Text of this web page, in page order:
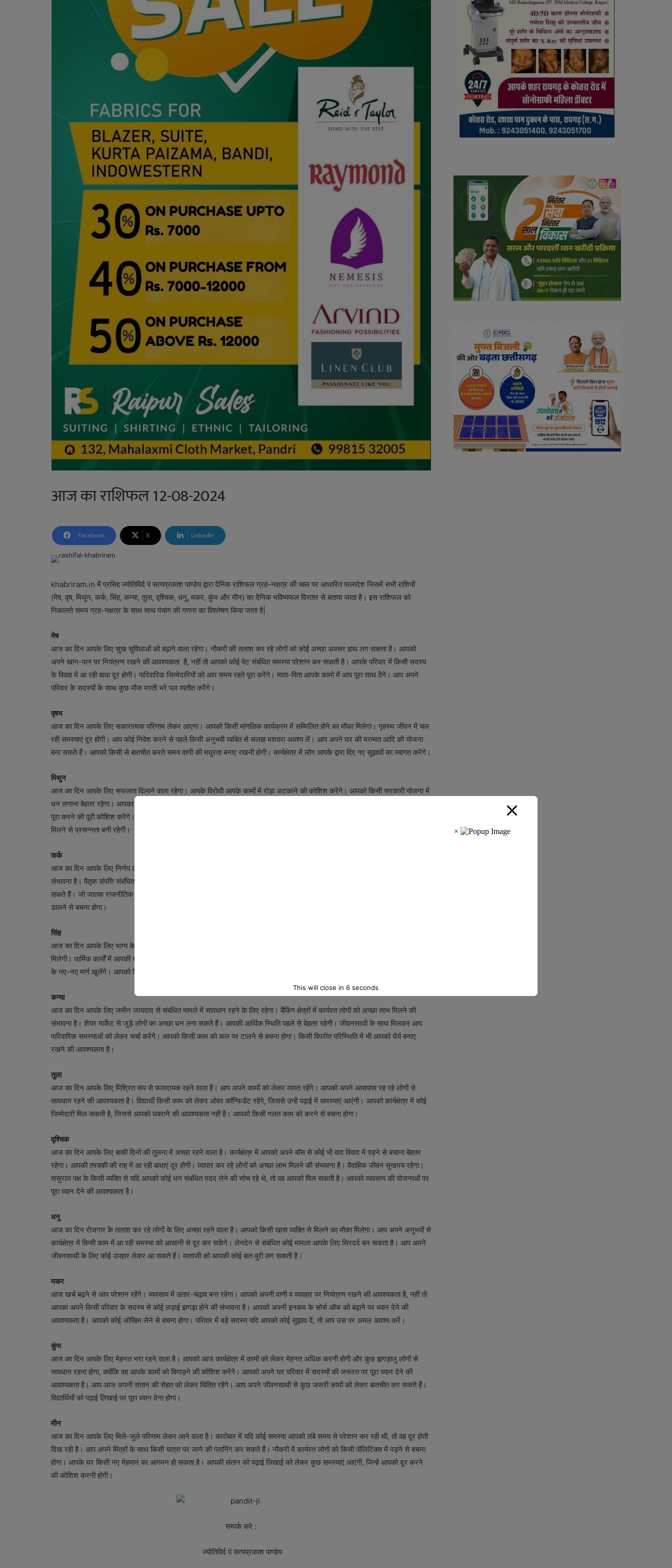
आज का राशिफल 12-08-2024
Facebook X LinkedIn
khabriram.in में प्रसिद्द ज्योतिविर्द पं सत्यप्रकाश पाण्डेय द्वारा दैनिक राशिफल ग्रह-नक्षत्र की चाल पर आधारित फलादेश जिसमें सभी राशियों
(मेष, वृष, मिथुन, कर्क, सिंह, कन्या, तुला, वृश्चिक, धनु, मकर, कुंभ और मीन) का दैनिक भविष्यफल विस्तार से बताया जाता है। इस राशिफल को
निकालते समय ग्रह-नक्षत्र के साथ साथ पंचांग की गणना का विश्लेषण किया जाता है|
मेष
आज का दिन आपके लिए सुख सुविधाओं को बढ़ाने वाला रहेगा। नौकरी की तलाश कर रहे लोगों को कोई अच्छा अवसर हाथ लग सकता है। आपको
अपने खान-पान पर नियंत्रण रखने की आवश्यकता है, नहीं तो आपको कोई पेट संबंधित समस्या परेशान कर सकती है। आपके परिवार में किसी सदस्य
के विवाह में आ रही बाधा दूर होगी। पारिवारिक जिम्मेदारियों को आप समय रहते पूरा करेंगे। माता-पिता आपके कामो में आप पूरा साथ देंगे। आप अपने
परिवार के सदस्यों के साथ कुछ मौज मस्ती भरे पल व्यतीत करेंगे।
वृषभ
आज का दिन आपके लिए सकारात्मक परिणाम लेकर आएगा। आपको किसी मांगलिक कार्यक्रम में सम्मिलित होने का मौका मिलेगा। गृहस्थ जीवन में चल
रही समस्याएं दूर होंगी। आप कोई निवेश करने से पहले किसी अनुभवी व्यक्ति से सलाह मशवरा अवश्य लें। आप अपने घर की मरम्मत आदि की योजना
बना सकते हैं। आपको किसी से बातचीत करते समय वाणी की मधुरता बनाए रखनी होगी। कार्यक्षेत्र में लोग आपके द्वारा दिए गए सुझावों का स्वागत करेंगे।
मिथुन
आज का दिन आपके लिए सफलता दिलाने वाला रहेगा। आपके विरोधी आपके कामों में रोड़ा अटकाने की कोशिश करेंगे। आपको किसी सरकारी योजना में
धन लगाना बेहतर रहेगा। आपका कोई नए काम के प्रति रुचि जागृत हो सकती है और आपका कोई काम यदि लंबे समय से अटका हुआ था, तो आज उसे
पूरा करने की पूरी कोशिश करेंगे। आपको अपने आसपास रह रहे लोगों से सावधान रहने की आवश्यकता है। विद्यार्थियों को किसी परीक्षा में मनचाहे परिणाम
मिलने से प्रसन्नता बनी रहेगी।
कर्क
आज का दिन आपके लिए निर्णय लेने की क्षमता में लाभ लेकर आएगा। कारोबार में आपको अच्छा लाभ मिलता दिख रहा है। आपको कोई काम पूरा होने की
संभावना है। पैतृक संपत्ति संबंधित मामले में आपको जीत मिलेगी। भाई व बहन आपके कामों में आपका पूरा साथ देंगे। संतान को आप कुछ जिम्मेदारियां दे
सकते हैं। जो जातक राजनीतिक क्षेत्रों में कार्यरत है, उन्हें उनके कामों के लिए सम्मान की प्राप्ति हो सकती है। आपको किसी जोखिम भरे काम में हाथ
डालने से बचना होगा।
सिंह
आज का दिन आपके लिए भाग्य के दृष्टिकोण से अच्छा रहने वाला है। आप अपने कामों को लेकर मेहनत अधिक करेंगे, जिसमें आपको सफलता भी अवश्य
मिलेगी। धार्मिक कार्यों में आपकी खूब रुचि रहेगी। यदि आपने कहीं कोई लोन अप्लाई किया है, तो इस समय वह भी आपको मिल सकता है। आपकी तरक्की
के नए-नए मार्ग खुलेंगे। आपको किसी वाद-विवाद में पड़ने से समस्या हो सकती है। आपको किसी काम को लेकर कुछ कठिनाइयां रहेंगी।
कन्या
आज का दिन आपके लिए जमीन जायदाद से संबंधित मामले में सावधान रहने के लिए रहेगा। बैंकिंग क्षेत्रों में कार्यरत लोगों को अच्छा लाभ मिलने की
संभावना है। शेयर मार्केट से जुड़े लोगों का अच्छा धन लगा सकते हैं। आपकी आर्थिक स्थिति पहले से बेहतर रहेगी। जीवनसाथी के साथ मिलकर आप
पारिवारिक समस्याओं को लेकर चर्चा करेंगे। आपको किसी काम को कल पर टालने से बचना होगा। किसी विपरीत परिस्थिति में भी आपको धैर्य बनाए
रखने की आवश्यकता है।
तुला
आज का दिन आपके लिए मिश्रित रूप से फलदायक रहने वाला है। आप अपने कामों को लेकर व्यस्त रहेंगे। आपको अपने आसपास रह रहे लोगों से
सावधान रहने की आवश्यकता है। विद्यार्थी किसी काम को लेकर ओवर कॉन्फिडेंट रहेंगे, जिससे उन्हें पढ़ाई में समस्याएं आएंगी। आपको कार्यक्षेत्र में कोई
जिम्मेदारी मिल सकती है, जिससे आपको घबराने की आवश्यकता नहीं है। आपको किसी गलत काम को करने से बचना होगा।
वृश्चिक
आज का दिन आपके लिए बाकी दिनों की तुलना में अच्छा रहने वाला है। कार्यक्षेत्र में आपको अपने बॉस से कोई भी वाद विवाद में पड़ने से बचाना बेहतर
रहेगा। आपकी तरक्की की राह में आ रही बाधाएं दूर होगी। व्यापार कर रहे लोगों को अच्छा लाभ मिलने की संभावना है। वैवाहिक जीवन सुखमय रहेगा।
ससुराल पक्ष के किसी व्यक्ति से यदि आपको कोई धन संबंधित मदद लेने की सोच रहे थे, तो वह आपको मिल सकती है। आपको व्यवसाय की योजनाओं पर
पूरा ध्यान देने की आवश्यकता है।
धनु
आज का दिन रोजगार के तलाश कर रहे लोगों के लिए अच्छा रहने वाला है। आपको किसी खास व्यक्ति से मिलने का मौका मिलेगा। आप अपने अनुभवों से
कार्यक्षेत्र में किसी काम में आ रही समस्या को आसानी से दूर कर सकेंगे। लेनदेन से संबंधित कोई मामला आपके लिए सिरदर्द बन सकता है। आप अपने
जीवनसाथी के लिए कोई उपहार लेकर आ सकते हैं। माताजी को आपकी कोई बात बुरी लग सकती है।
मकर
आज खर्च बढ़ने से आप परेशान रहेंगे। व्यवसाय में उतार-चढ़ाव बना रहेगा। आपको अपनी वाणी व व्यवहार पर नियंत्रण रखने की आवश्यकता है, नहीं तो
आपका अपने किसी परिवार के सदस्य से कोई लड़ाई झगड़ा होने की संभावना है। आपको अपनी इनकम के सोर्स ऑफ को बढ़ाने पर ध्यान देने की
आवश्यकता है। आपको कोई जोखिम लेने से बचना होगा। परिवार में बड़े सदस्य यदि आपको कोई सुझाव दें, तो आप उस पर अमल अवश्य करें।
कुंभ
आज का दिन आपके लिए मेहनत भरा रहने वाला है। आपको आज कार्यक्षेत्र में कामों को लेकर मेहनत अधिक करनी होगी और कुछ झगड़ालु लोगों से
सावधान रहना होगा, क्योंकि वह आपके कामों को बिगाड़ने की कोशिश करेंगे। आपको अपने घर परिवार में सदस्यों की जरूरत पर पूरा ध्यान देने की
आवश्यकता है। आप आज अपनी संतान की सेहत को लेकर चिंतित रहेंगे। आप अपने जीवनसाथी से कुछ जरूरी कामों को लेकर बातचीत कर सकते हैं।
विद्यार्थियों को पढ़ाई लिखाई पर पूरा ध्यान देना होगा।
मीन
आज का दिन आपके लिए मिले-जुले परिणाम लेकर आने वाला है। कारोबार में यदि कोई समस्या आपको लंबे समय से परेशान कर रही थी, तो वह दूर होती
दिख रही है। आप अपने मित्रों के साथ किसी यात्रा पर जाने की प्लानिंग कर सकते हैं। नौकरी में कार्यरत लोगों को किसी पॉलिटिक्स में पड़ने से बचना
होगा। आपके घर किसी नए मेहमान का आगमन हो सकता है। आपकी संतान को पढ़ाई लिखाई को लेकर कुछ समस्याएं आएंगी, जिन्हें आपको दूर करने
की कोशिश करनी होगी।
सम्पर्क करे :
ज्योतिविर्द पं सत्यप्रकाश पाण्डेय
This will close in5 seconds